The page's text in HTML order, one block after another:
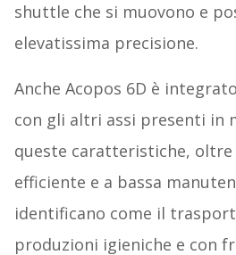
shuttle che si muovono e
elevatissima precisione.
Anche Acopos 6D è
con gli altri assi presenti in
queste caratteristiche, oltre
efficiente e a bassa
identificano come il
produzioni igieniche e con